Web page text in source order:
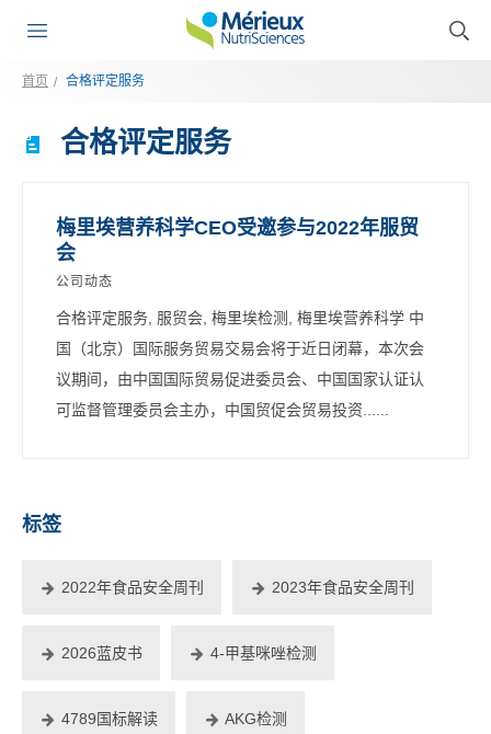
首页 合格评定服务
合格评定服务
梅里埃营养科学CEO受邀参与2022年服贸
会
公司动态
合格评定服务, 服贸会, 梅里埃检测, 梅里埃营养科学 中
国（北京）国际服务贸易交易会将于近日闭幕，本次会
议期间，由中国国际贸易促进委员会、中国国家认证认
可监督管理委员会主办，中国贸促会贸易投资......
标签
2022年食品安全周刊 2023年食品安全周刊
2026蓝皮书 4-甲基咪唑检测
4789国标解读 AKG检测